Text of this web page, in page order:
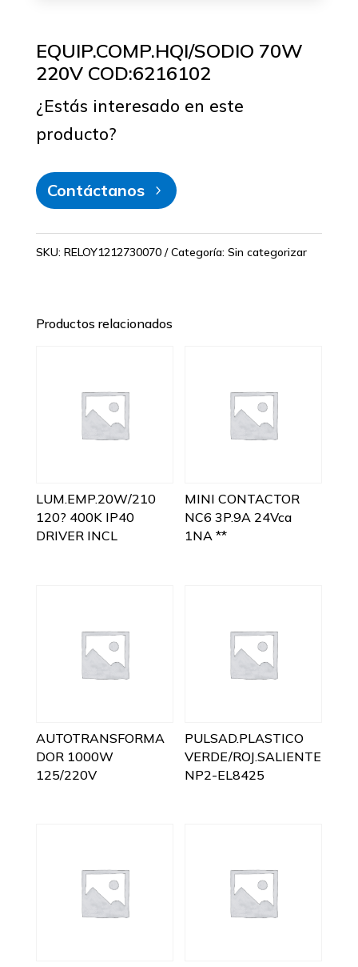
EQUIP.COMP.HQI/SODIO 70W
220V COD:6216102
¿Estás interesado en este
producto?
Contáctanos
SKU: RELOY1212730070 Categoría: Sin categorizar
Productos relacionados
LUM.EMP.20W/210
120? 400K IP40
DRIVER INCL
MINI CONTACTOR
NC6 3P.9A 24Vca
1NA **
AUTOTRANSFORMA
DOR 1000W
125/220V
PULSAD.PLASTICO
VERDE/ROJ.SALIENTE
NP2-EL8425